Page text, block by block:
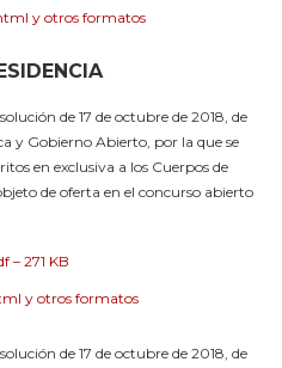
y otros formatos
de 17 de octubre de 2018, de
y Gobierno Abierto, por la que se
en exclusiva a los Cuerpos de
de oferta en el concurso abierto
– 271 KB
y otros formatos
de 17 de octubre de 2018, de